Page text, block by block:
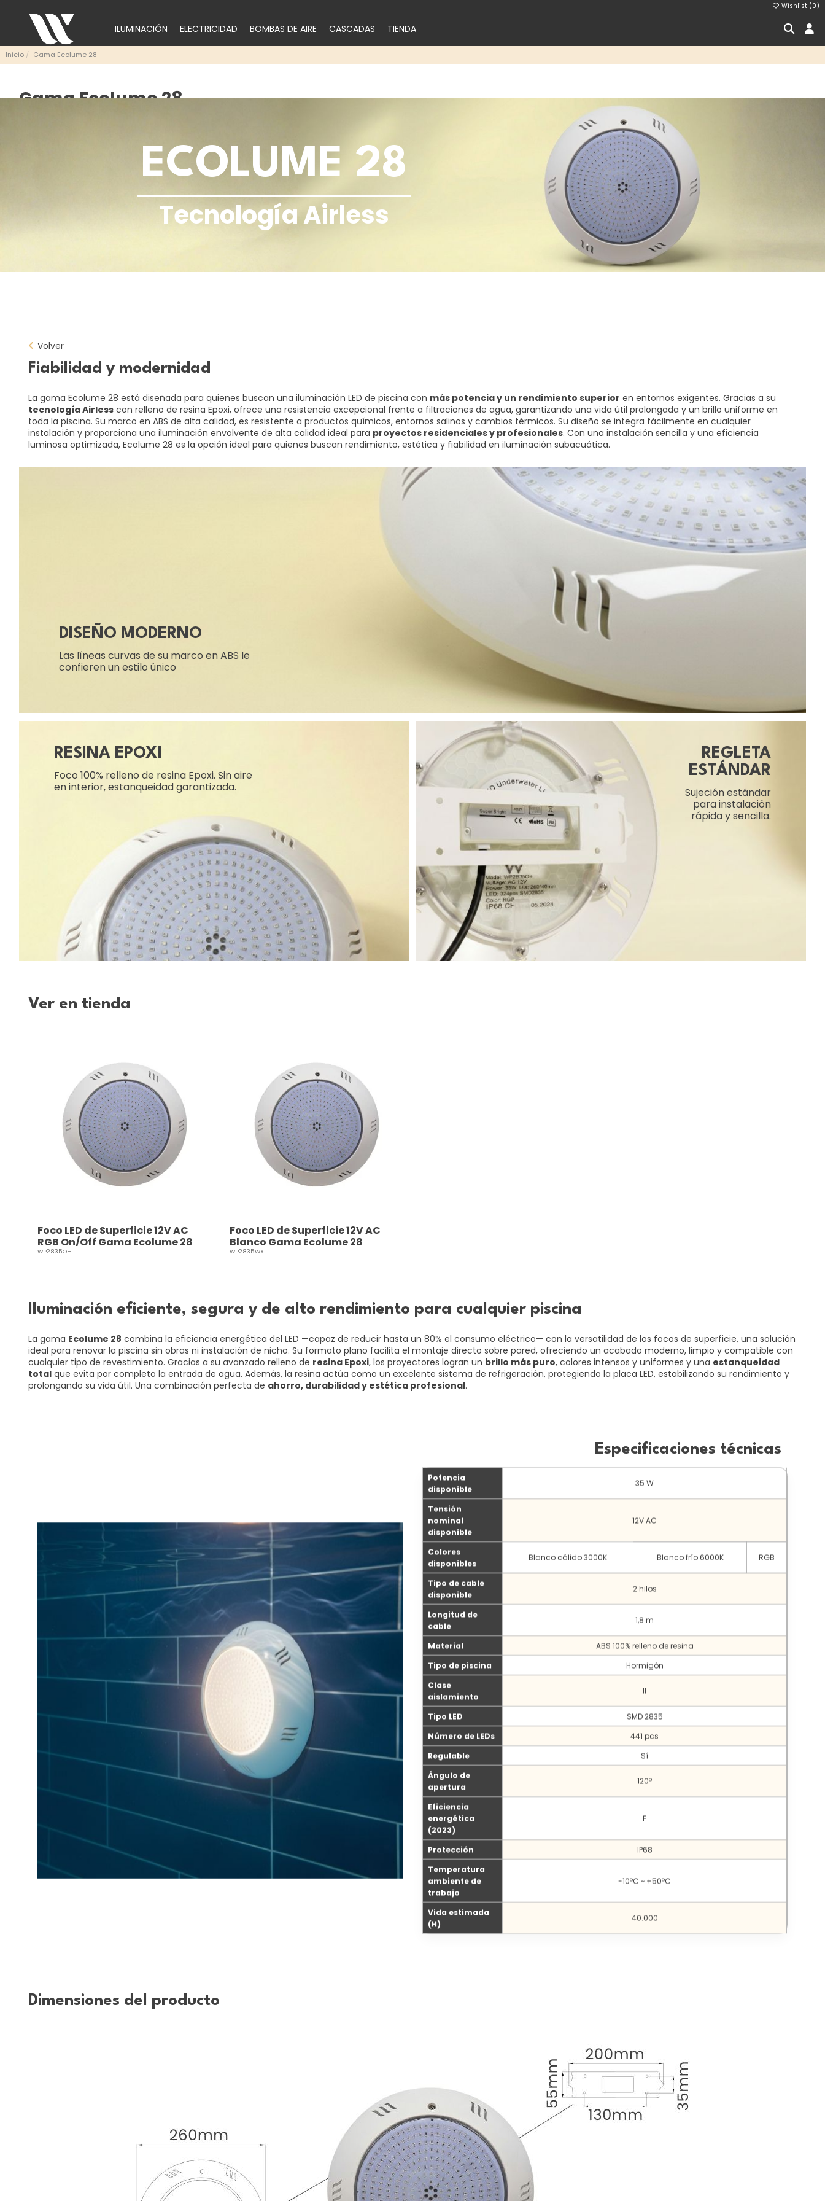
Wishlist (0)
ILUMINACIÓN ELECTRICIDAD BOMBAS DE AIRE CASCADAS TIENDA
Inicio Gama Ecolume 28
Gama Ecolume 28
ECOLUME 28
Tecnología Airless
Volver
Fiabilidad y modernidad
La gama Ecolume 28 está diseñada para quienes buscan una iluminación LED de piscina con más potencia y un rendimiento superior en entornos exigentes. Gracias a su
tecnología Airless con relleno de resina Epoxi, ofrece una resistencia excepcional frente a filtraciones de agua, garantizando una vida útil prolongada y un brillo uniforme en
toda la piscina. Su marco en ABS de alta calidad, es resistente a productos químicos, entornos salinos y cambios térmicos. Su diseño se integra fácilmente en cualquier
instalación y proporciona una iluminación envolvente de alta calidad ideal para proyectos residenciales y profesionales. Con una instalación sencilla y una eficiencia
luminosa optimizada, Ecolume 28 es la opción ideal para quienes buscan rendimiento, estética y fiabilidad en iluminación subacuática.
DISEÑO MODERNO
Las líneas curvas de su marco en ABS le
confieren un estilo único
RESINA EPOXI
Foco 100% relleno de resina Epoxi. Sin aire
en interior, estanqueidad garantizada.
REGLETA
ESTÁNDAR
Sujeción estándar
para instalación
rápida y sencilla.
Ver en tienda
Foco LED de Superficie 12V AC
RGB On/Off Gama Ecolume 28
WP2835O+
Foco LED de Superficie 12V AC
Blanco Gama Ecolume 28
WP2835WX
Iluminación eficiente, segura y de alto rendimiento para cualquier piscina
La gama Ecolume 28 combina la eficiencia energética del LED —capaz de reducir hasta un 80% el consumo eléctrico— con la versatilidad de los focos de superficie, una solución
ideal para renovar la piscina sin obras ni instalación de nicho. Su formato plano facilita el montaje directo sobre pared, ofreciendo un acabado moderno, limpio y compatible con
cualquier tipo de revestimiento. Gracias a su avanzado relleno de resina Epoxi, los proyectores logran un brillo más puro, colores intensos y uniformes y una estanqueidad
total que evita por completo la entrada de agua. Además, la resina actúa como un excelente sistema de refrigeración, protegiendo la placa LED, estabilizando su rendimiento y
prolongando su vida útil. Una combinación perfecta de ahorro, durabilidad y estética profesional.
Especificaciones técnicas
Potencia
disponible
35 W
Tensión
nominal
disponible
12V AC
Colores
disponibles
Blanco cálido 3000K Blanco frío 6000K RGB
Tipo de cable
disponible
2 hilos
Longitud de
cable
1,8 m
Material
ABS 100% relleno de resina
Tipo de piscina
Hormigón
Clase
aislamiento
II
Tipo LED
SMD 2835
Número de LEDs
441 pcs
Regulable
Sí
Ángulo de
apertura
120º
Eficiencia
energética
(2023)
F
Protección
IP68
Temperatura
ambiente de
trabajo
-10ºC ~ +50ºC
Vida estimada
(H)
40.000
Dimensiones del producto